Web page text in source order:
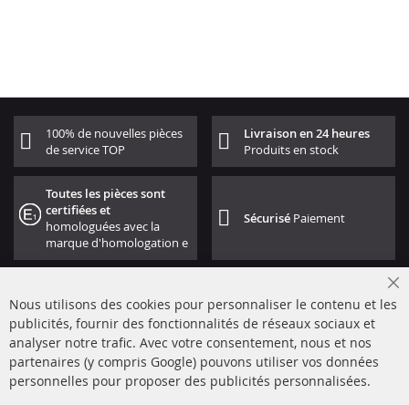
100% de nouvelles pièces
de service TOP
Livraison en 24 heures
Produits en stock
Toutes les pièces sont
certifiées et
homologuées avec la
marque d'homologation e
Sécurisé Paiement
+49 (0) 4533 799000
Nous utilisons des cookies pour personnaliser le contenu et les
publicités, fournir des fonctionnalités de réseaux sociaux et
analyser notre trafic. Avec votre consentement, nous et nos
partenaires (y compris Google) pouvons utiliser vos données
personnelles pour proposer des publicités personnalisées.